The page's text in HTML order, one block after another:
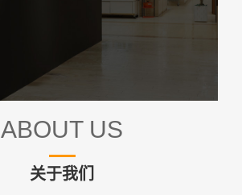
ABOUT US
关于我们